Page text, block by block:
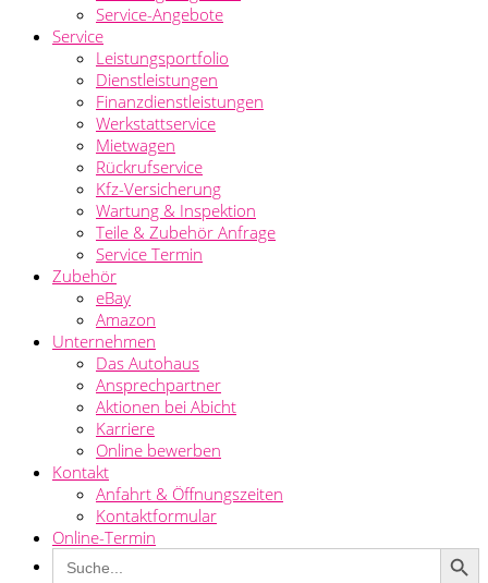
Service-Angebote
Service
Leistungsportfolio
Dienstleistungen
Finanzdienstleistungen
Werkstattservice
Mietwagen
Rückrufservice
Kfz-Versicherung
Wartung & Inspektion
Teile & Zubehör Anfrage
Service Termin
Zubehör
eBay
Amazon
Unternehmen
Das Autohaus
Ansprechpartner
Aktionen bei Abicht
Karriere
Online bewerben
Kontakt
Anfahrt & Öffnungszeiten
Kontaktformular
Online-Termin
Search
for:
Search Button